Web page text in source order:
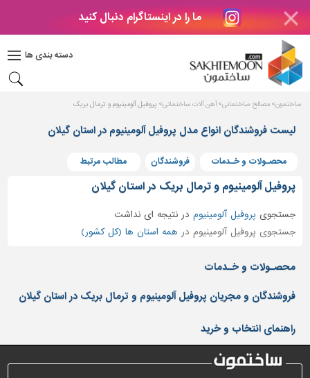
ما را در اینستاگرام دنبال کنید
دسته بندی ها
دکوراسیون
بتن
های
بتنی
و
پنجره
ساختمانی
نرده
و
حفاظ
کفپوش
و
سنگ
ساختمون مصالح ساختمانی آهن آلات ساختمانی پروفیل آلومینیوم و ترمال بریک
لیست فروشندگان انواع مدل پروفیل آلومینیوم در استان گیلان
محصـولات و خـدمات فروشندگان مطالب مرتبط
پروفیل آلومینیوم و ترمال بریک در استان گیلان
جستجوی پروفیل آلومینیوم درنتیجه ای نداشت
جستجوی پروفیل آلومینیوم در همه استان ها (کل کشور)
محصـولات و خـدمات
فروشندگان و مجریان پروفیل آلومینیوم و ترمال بریک در استان گیلان
راهنمای انتخاب و خرید